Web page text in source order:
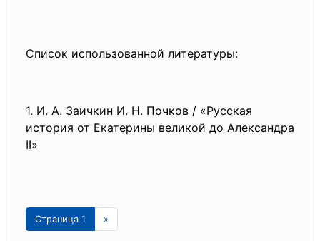
Список использованной литературы:
1. И. А. Заичкин И. Н. Почков / «Русская
история от Екатерины великой до Александра
II»
Страница 1 »